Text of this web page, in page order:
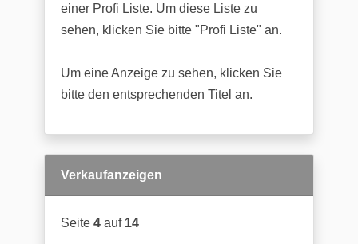
einer Profi Liste. Um diese Liste zu
sehen, klicken Sie bitte "Profi Liste" an.
Um eine Anzeige zu sehen, klicken Sie
bitte den entsprechenden Titel an.
Verkaufanzeigen
Seite 4 auf 14